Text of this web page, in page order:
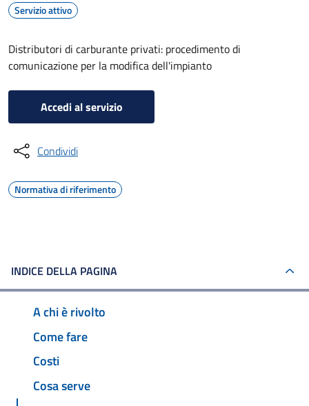
Servizio attivo
Distributori di carburante privati: procedimento di
comunicazione per la modifica dell'impianto
Accedi al servizio
Condividi
Normativa di riferimento
INDICE DELLA PAGINA
A chi è rivolto
Come fare
Costi
Cosa serve